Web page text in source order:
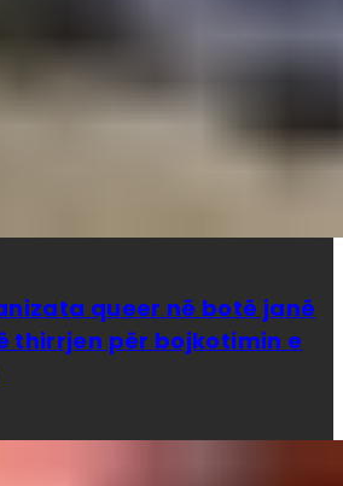
queer në botë janë
thirrjen për bojkotimin e